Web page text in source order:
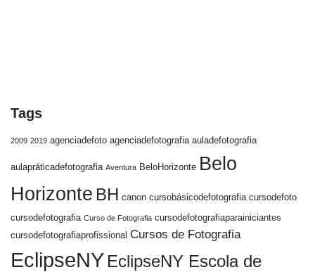
Tags
2009 2019 agenciadefoto agenciadefotografia auladefotografia
aulapráticadefotografia Aventura BeloHorizonte Belo
Horizonte BH canon cursobásicodefotografia cursodefoto
cursodefotografia Curso de Fotografia cursodefotografiaparainiciantes
cursodefotografiaprofissional Cursos de Fotografia
EclipseNY EclipseNY Escola de